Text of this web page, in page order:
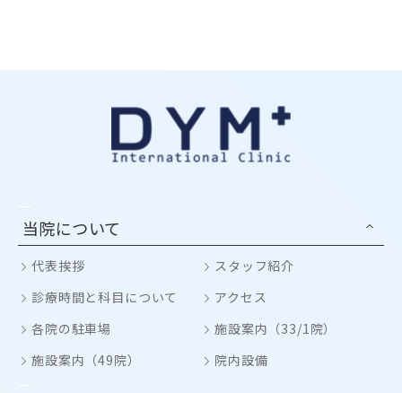
当院について
代表挨拶
スタッフ紹介
診療時間と科目について
アクセス
各院の駐車場
施設案内（33/1院）
施設案内（49院）
院内設備